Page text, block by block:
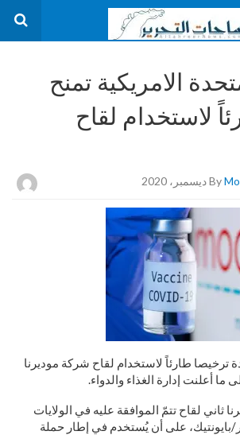
الامريكية تمنح
لاستخدام لقاح
By
ترخيصا طارئاً لاستخدام لقاح شركة موديرنا
ثاني لقاح تتمّ الموافقة عليه في الولايات
بايونتيك، على أن يُستخدم في إطار حملة